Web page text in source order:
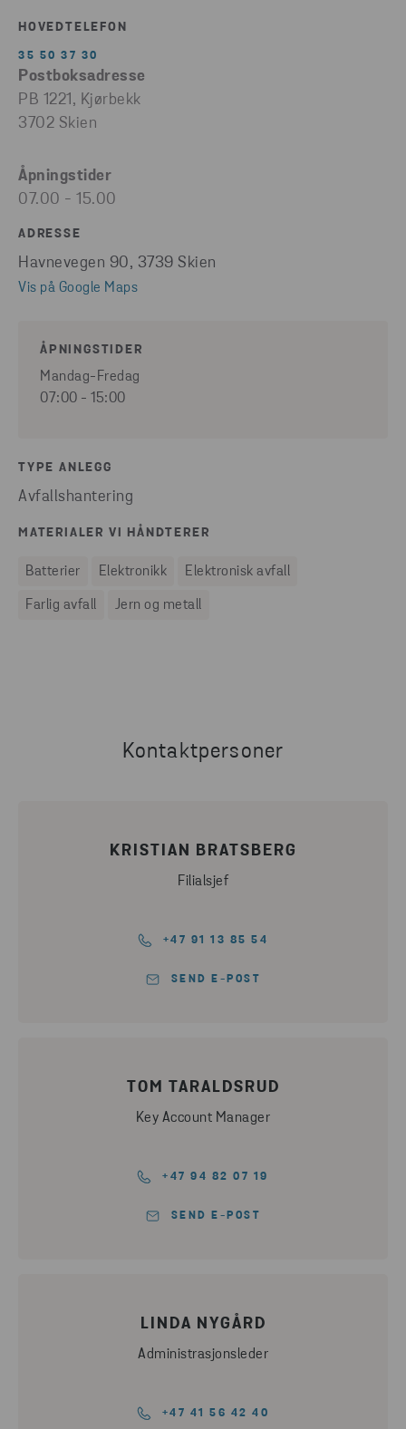
HOVEDTELEFON
35 50 37 30
Postboksadresse
PB 1221, Kjørbekk
3702 Skien
Åpningstider
07.00 - 15.00
ADRESSE
Havnevegen 90, 3739 Skien
Vis på Google Maps
ÅPNINGSTIDER
Mandag-Fredag
07:00 - 15:00
TYPE ANLEGG
Avfallshantering
MATERIALER VI HÅNDTERER
Batterier Elektronikk Elektronisk avfall
Farlig avfall Jern og metall
Kontaktpersoner
KRISTIAN BRATSBERG
Filialsjef
+47 91 13 85 54
SEND E-POST
TOM TARALDSRUD
Key Account Manager
+47 94 82 07 19
SEND E-POST
LINDA NYGÅRD
Administrasjonsleder
+47 41 56 42 40